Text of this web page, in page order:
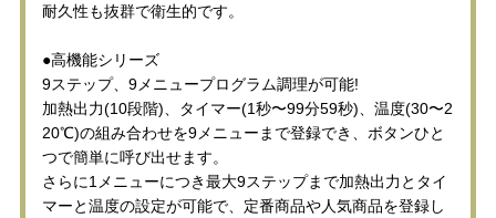
耐久性も抜群で衛生的です。
●高機能シリーズ
9ステップ、9メニュープログラム調理が可能!
加熱出力(10段階)、タイマー(1秒〜99分59秒)、温度(30〜2
20℃)の組み合わせを9メニューまで登録でき、ボタンひと
つで簡単に呼び出せます。
さらに1メニューにつき最大9ステップまで加熱出力とタイ
マーと温度の設定が可能で、定番商品や人気商品を登録し